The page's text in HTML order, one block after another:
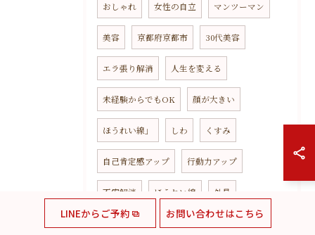
おしゃれ 女性の自立 マンツーマン
美容 京都府京都市 30代美容
エラ張り解消 人生を変える
未経験からでもOK 顔が大きい
ほうれい線」 しわ くすみ
自己肯定感アップ 行動力アップ
不安解消 ほうれい線 外見
LINEからご予約 お問い合わせはこちら